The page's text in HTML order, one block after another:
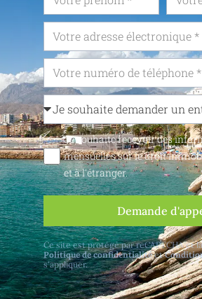
Je souhaite recevoir des
mensuelles sur le droit
et à l'étranger.
Demande
Ce site est protégé par reCAPTCHA et
Politique de confidentialitéet
s'appliquer.